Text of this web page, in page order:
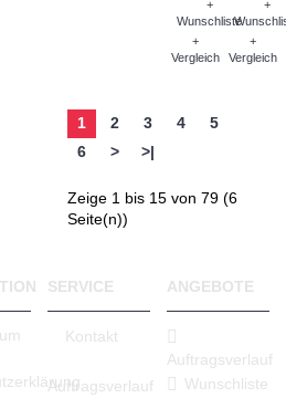
+
Wunschliste
+
Vergleich
+
+
Vergleich
1 2 3 4
5
6
> >|
Zeige 1 bis 15 von 79 (6
Seite(n))
SERVICE
Kontakt
Auftragsverlauf
ANGEBOTE
Auftragsverlauf
Wunschliste